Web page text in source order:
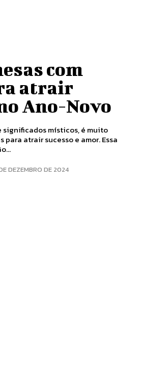
com
atrair
Ano-Novo
significados místicos, é muito
atrair sucesso e amor. Essa
DEZEMBRO DE 2024